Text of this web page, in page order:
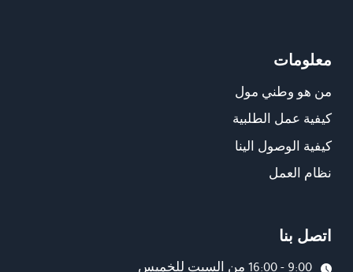
معلومات
من هو وطني مول
كيفية عمل الطلبية
كيفية الوصول الينا
نظام العمل
اتصل بنا
9:00 - 16:00 من السبت للخميس